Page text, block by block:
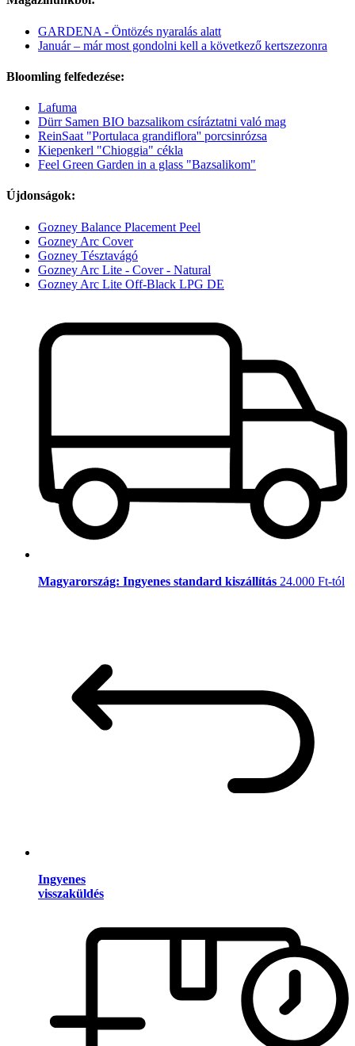
GARDENA - Öntözés nyaralás alatt
Január – már most gondolni kell a következő kertszezonra
Bloomling felfedezése:
Lafuma
Dürr Samen BIO bazsalikom csíráztatni való mag
ReinSaat "Portulaca grandiflora'' porcsinrózsa
Kiepenkerl "Chioggia" cékla
Feel Green Garden in a glass "Bazsalikom"
Újdonságok:
Gozney Balance Placement Peel
Gozney Arc Cover
Gozney Tésztavágó
Gozney Arc Lite - Cover - Natural
Gozney Arc Lite Off-Black LPG DE
Magyarország: Ingyenes standard kiszállítás 24.000 Ft-tól
Ingyenes
visszaküldés